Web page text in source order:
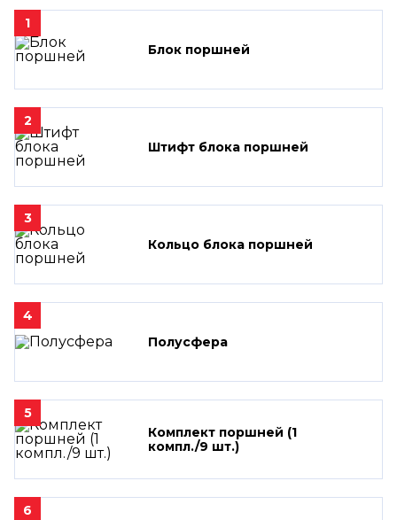
1
Блок поршней
2
Штифт блока поршней
3
Кольцо блока поршней
4
Полусфера
5
Комплект поршней (1
компл./9 шт.)
6